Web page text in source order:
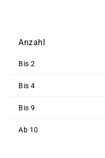
Anzahl
Bis 2
Bis 4
Bis 9
Ab 10